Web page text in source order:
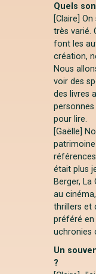
Quels
[Claire]
très varié.
font les
création,
Nous
voir des
des livres
pour lire.
[Gaëlle]
était plus
Berger,
au
thrillers et
préféré
uchronies
Un
?